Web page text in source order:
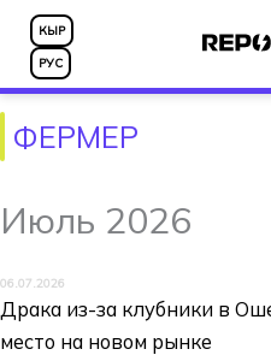
Перейти
содержимому
КЫР
РУС
ФЕРМЕР
Июль 2026
06.07.2026
Драка из-за клубники в
место на новом рынке